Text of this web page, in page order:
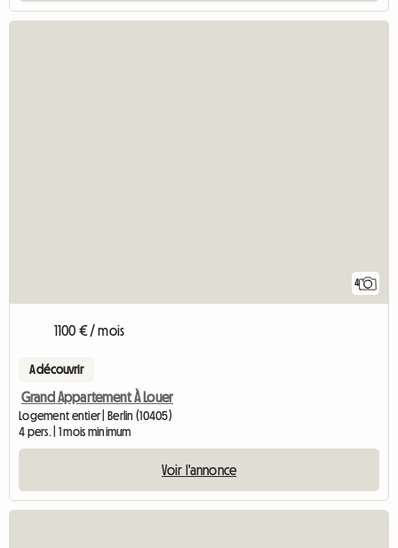
4
1100 € / mois
A découvrir
Grand Appartement À Louer
Logement entier | Berlin (10405)
4 pers. | 1 mois minimum
Voir l'annonce